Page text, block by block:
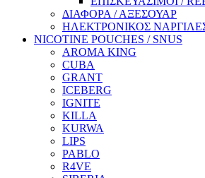
ΔΙΑΦΟΡΑ / ΑΞΕΣΟΥΑΡ
ΗΛΕΚΤΡΟΝΙΚΟΣ
NICOTINE POUCHES / SNUS
AROMA KING
CUBA
GRANT
ICEBERG
IGNITE
KILLA
KURWA
LIPS
PABLO
R4VE